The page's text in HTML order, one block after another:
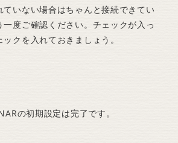
ていない場合はちゃんと接続できてい
一度ご確認ください。チェックが入っ
クを入れておきましょう。
の初期設定は完了です。